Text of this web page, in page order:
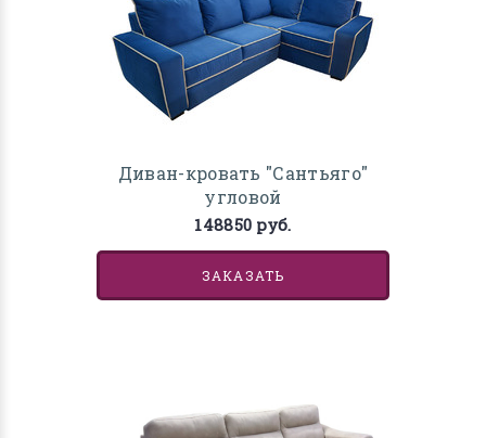
Диван-кровать "Сантьяго"
угловой
148850 руб.
ЗАКАЗАТЬ